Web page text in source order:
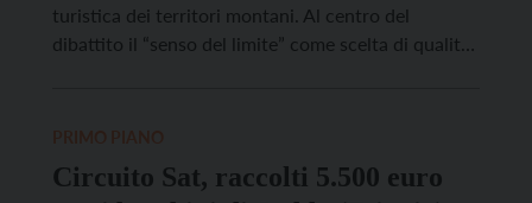
turistica dei territori montani. Al centro del
dibattito il “senso del limite” come scelta di qualità
Circuito Sat, raccolti 5.500 euro